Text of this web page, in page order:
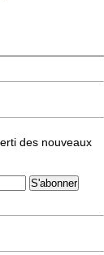
des nouveaux